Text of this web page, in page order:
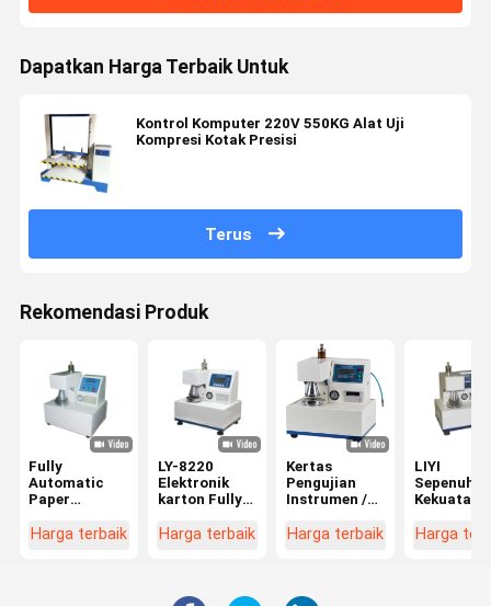
Dapatkan Harga Terbaik Untuk
Kontrol Komputer 220V 550KG Alat Uji
Kompresi Kotak Presisi
Terus
Rekomendasi Produk
Fully
Automatic
Paper
Instrumen /
Harga terbaik
LY-8220
Elektronik
karton Fully
Meledak
Harga terbaik
Kertas
Pengujian
Instrumen /
Strength
Harga terbaik
LIYI
Kekuatan
Otomatis
Harga